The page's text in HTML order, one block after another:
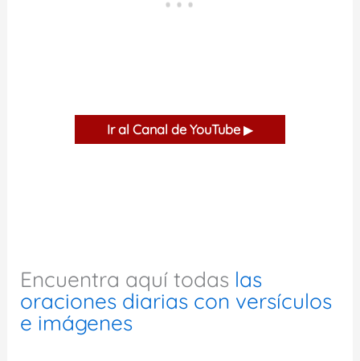
Ir al Canal de YouTube ▶
Encuentra aquí todas las
oraciones diarias con versículos
e imágenes